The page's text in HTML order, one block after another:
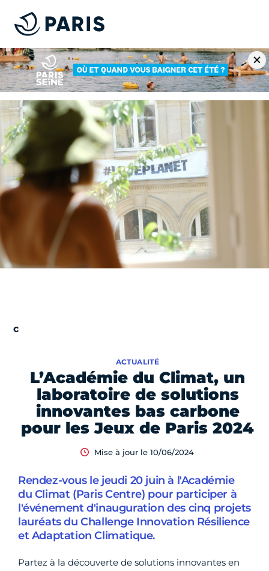
L’Académie du Climat, un
laboratoire de solutions
innovantes bas carbone
pour les Jeux de Paris 2024
ACTUALITÉ
Mise à jour le 10/06/2024
Rendez-vous le jeudi 20 juin à l'Académie
du Climat (Paris Centre) pour participer à
l'événement d'inauguration des cinq projets
lauréats du Challenge Innovation Résilience
et Adaptation Climatique.
Partez à la découverte de solutions innovantes en